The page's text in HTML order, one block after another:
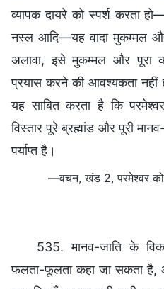
व्यापक दायरे को स्पर्श करता
नस्ल आदि—यह वादा मुकम्मल
अलावा, इसे मुकम्मल और पूरा
प्रयास करने की आवश्यकता नहीं
यह साबित करता है कि
विस्तार पूरे ब्रह्मांड और पूरी
पर्याप्त है।
—वचन, खंड 2, परमेश्वर को
535. मानव-जाति के
फलता-फूलता कहा जा सकता है,